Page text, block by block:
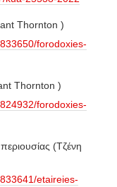
Thornton )
forodoxies-
Thornton )
forodoxies-
περιουσίας (Τζένη
etaireies-